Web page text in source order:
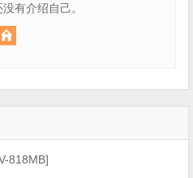
有介绍自己。
818MB]